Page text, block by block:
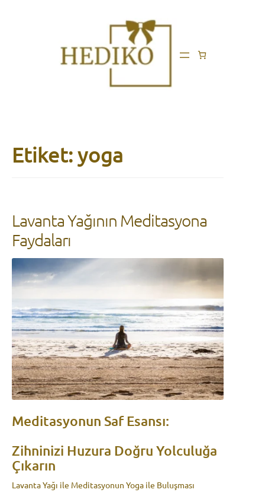
Etiket:yoga
Lavanta Yağının Meditasyona
Faydaları
Meditasyonun Saf Esansı:
Zihninizi Huzura Doğru Yolculuğa
Çıkarın
Lavanta Yağı ile Meditasyonun Yoga ile Buluşması